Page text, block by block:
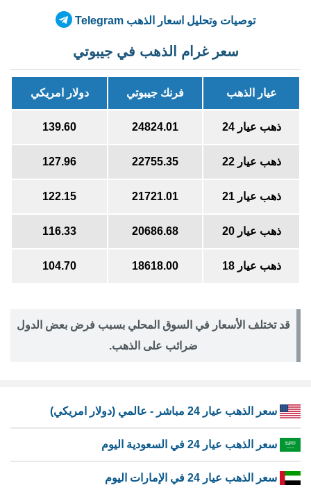
توصيات وتحليل اسعار الذهب Telegram
سعر غرام الذهب في جيبوتي
عيار الذهب فرنك جيبوتي دولار امريكي
ذهب عيار 24 24824.01
139.60
ذهب عيار 22 22755.35
127.96
ذهب عيار 21 21721.01
122.15
ذهب عيار 20 20686.68
116.33
ذهب عيار 18 18618.00
104.70
قد تختلف الأسعار في السوق المحلي بسبب فرض بعض الدول
ضرائب على الذهب.
سعر الذهب عيار 24 مباشر - عالمي (دولار امريكي)
سعر الذهب عيار 24 في السعودية اليوم
سعر الذهب عيار 24 في الإمارات اليوم